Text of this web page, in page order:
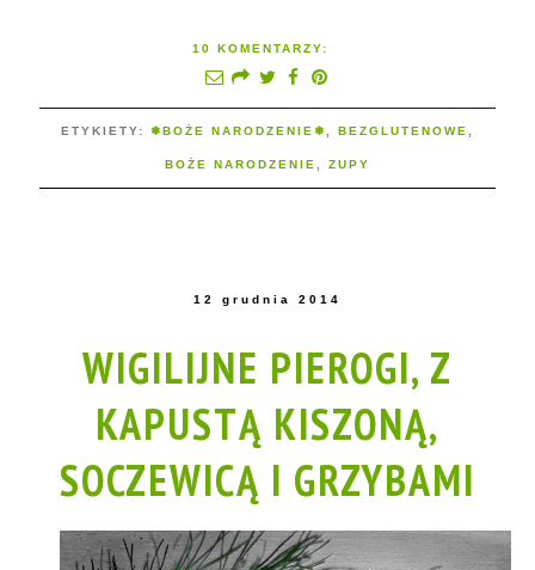
10 KOMENTARZY:
ETYKIETY: ❅BOŻE NARODZENIE❅, BEZGLUTENOWE,
BOŻE NARODZENIE, ZUPY
12 grudnia 2014
WIGILIJNE PIEROGI, Z
KAPUSTĄ KISZONĄ,
SOCZEWICĄ I GRZYBAMI